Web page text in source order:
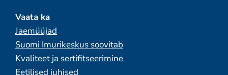
Vaata ka
Jaemüüjad
Suomi Imurikeskus soovitab
Kvaliteet ja sertifitseerimine
Eetilised juhised